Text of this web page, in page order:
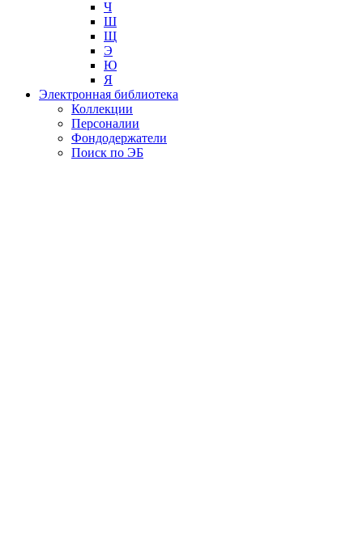
Ч
Ш
Щ
Э
Ю
Я
Электронная библиотека
Коллекции
Персоналии
Фондодержатели
Поиск по ЭБ